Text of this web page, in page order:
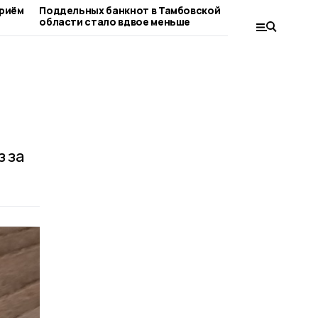
Поддельных банкнот в Тамбовской
области стало вдвое меньше
за